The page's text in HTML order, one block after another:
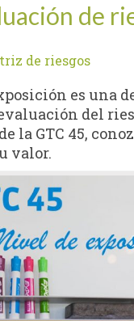
de
de riesgos
es una
del
la GTC 45,
valor.